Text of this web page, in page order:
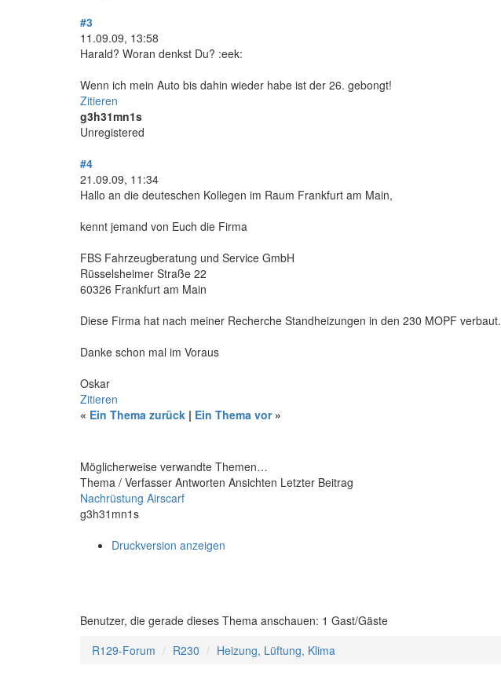
#3
11.09.09, 13:58
Harald? Woran denkst Du? :eek:
Wenn ich mein Auto bis dahin wieder habe ist der 26. gebongt!
Zitieren
g3h31mn1s
Unregistered
#4
21.09.09, 11:34
Hallo an die deuteschen Kollegen im Raum Frankfurt am Main,
kennt jemand von Euch die Firma
FBS Fahrzeugberatung und Service GmbH
Rüsselsheimer Straße 22
60326 Frankfurt am Main
Diese Firma hat nach meiner Recherche Standheizungen in den 230 MOPF verbaut.
Danke schon mal im Voraus
Oskar
Zitieren
« Ein Thema zurück | Ein Thema vor»
Möglicherweise verwandte Themen…
Thema / Verfasser Antworten Ansichten Letzter Beitrag
Nachrüstung Airscarf
g3h31mn1s
Druckversion anzeigen
Benutzer, die gerade dieses Thema anschauen: 1 Gast/Gäste
R129-Forum
R230 Heizung, Lüftung, Klima